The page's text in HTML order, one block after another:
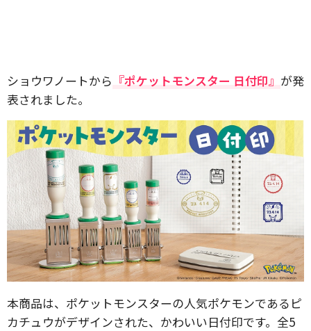
ショウワノートから 『ポケットモンスター 日付印』 が発
表されました。
本商品は、ポケットモンスターの人気ポケモンであるピ
カチュウがデザインされた、かわいい日付印です。全5